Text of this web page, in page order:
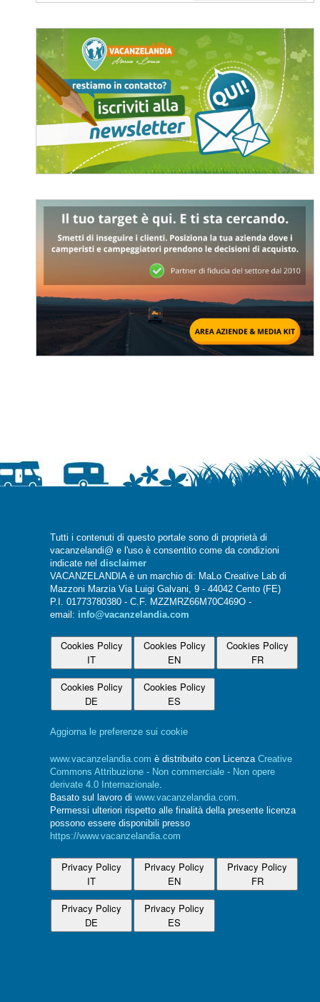
Tutti i contenuti di questo portale sono di proprietà di
vacanzelandi@ e l'uso è consentito come da condizioni
indicate nel disclaimer
VACANZELANDIA è un marchio di: MaLo Creative Lab di
Mazzoni Marzia Via Luigi Galvani, 9 - 44042 Cento (FE)
P.I. 01773780380 - C.F. MZZMRZ66M70C469O -
email: info@vacanzelandia.com
Cookies Policy
IT
Cookies Policy
EN
Cookies Policy
FR
Cookies Policy
DE
Cookies Policy
ES
Aggiorna le preferenze sui cookie
www.vacanzelandia.com è distribuito con Licenza Creative
Commons Attribuzione - Non commerciale - Non opere
derivate 4.0 Internazionale.
Basato sul lavoro di www.vacanzelandia.com.
Permessi ulteriori rispetto alle finalità della presente licenza
possono essere disponibili presso
https://www.vacanzelandia.com
Privacy Policy
IT
Privacy Policy
EN
Privacy Policy
FR
Privacy Policy
DE
Privacy Policy
ES